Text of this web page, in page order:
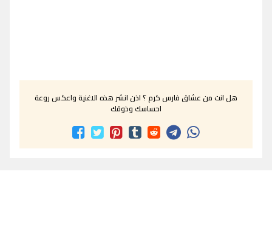
هل انت من عشاق فارس كرم ؟ اذن انشر هذه الاغنية واعكس روعة
احساسك وذوقك